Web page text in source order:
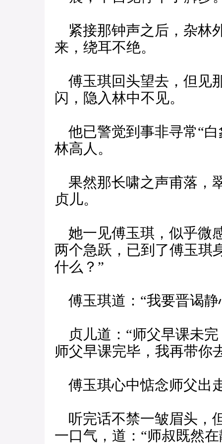
紧接那钟声之后，杂林
来，绕耳不绝。
傅玉琪回头望去，但见
闪，隐入林中不见。
他已警觉到事非寻常“白
林高人。
果然那长啸之声甫落，
贞儿。
她一见傅玉琪，似乎微
两个急跃，已到了傅玉琪
什么？”
傅玉琪道：“我要晋谒
贞儿道：“师父早课未
师父早课完毕，我再带你
傅玉琪心中惦念师父出
听完话不禁一皱眉头，
一口气，道：“师叔既然